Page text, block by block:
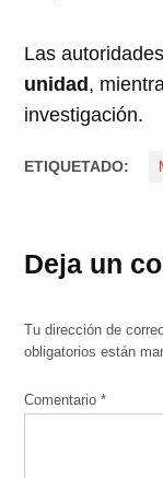
Las
unidad,
investigación.
ETIQUETADO:
Deja un
Tu dirección de
obligatorios están
Comentario*